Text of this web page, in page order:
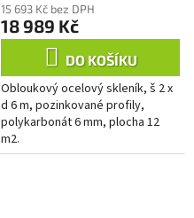
15 693 Kč bez DPH
18 989 Kč
DO KOŠÍKU
Obloukový ocelový skleník, š 2 x
d 6 m, pozinkované profily,
polykarbonát 6 mm, plocha 12
m2.